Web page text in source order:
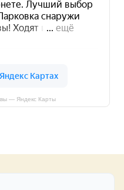
— Яндекс Карты